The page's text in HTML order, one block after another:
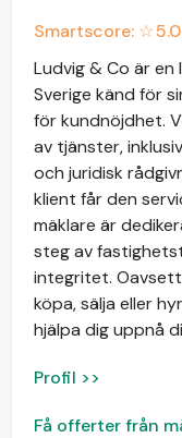
Smartscore: ☆5.0
Ludvig & Co är
Sverige känd för
för kundnöjdhet.
av tjänster,
och juridisk
klient får den
mäklare är
steg av
integritet.
köpa, sälja eller
hjälpa dig uppnå
Profil >>
Få offerter från